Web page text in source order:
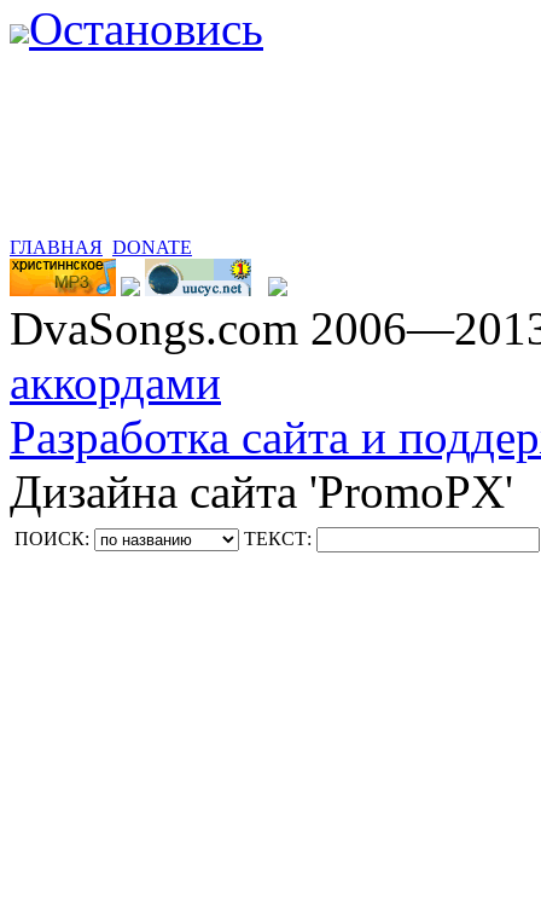
Остановись
ГЛАВНАЯ DONATE
DvaSongs.com
аккордами
Разработка сайта и
Дизайна сайта 'PromoPX'
ПОИСК: ТЕКСТ: